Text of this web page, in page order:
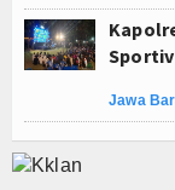
Jawa